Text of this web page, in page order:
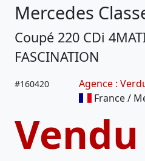
Mercedes
Coupé 220 CDi
FASCINATION
#160420
Agence :
France /
Vendu